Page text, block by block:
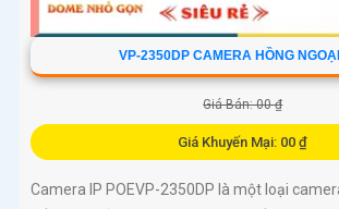
VP-2350DP CAMERA HỒNG
Giá Bán: 00 ₫
Giá Khuyến Mại: 00 ₫
Camera IP POEVP-2350DP là một loại